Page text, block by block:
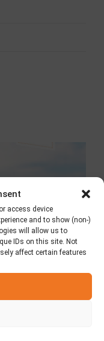
access device
and to show (non-)
will allow us to
IDs on this site. Not
affect certain features